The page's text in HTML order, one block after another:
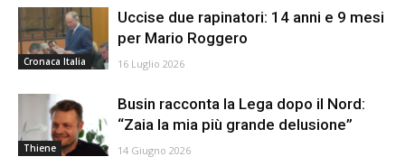
Cronaca Italia
Uccise due rapinatori: 14 anni e 9 mesi
per Mario Roggero
16 Luglio 2026
Thiene
Busin racconta la Lega dopo il Nord:
“Zaia la mia più grande delusione”
14 Giugno 2026